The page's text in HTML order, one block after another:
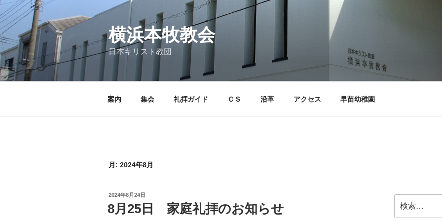
コ
ン
テ
ン
ツ
へ
ス
横浜本牧教会
日本キリスト教団
案内 集会 礼拝ガイド ＣＳ 沿革 アクセス 早苗幼稚園
月: 2024年8月
投
日:
2024年8月24日
8月25日 家庭礼拝のお知らせ
索: